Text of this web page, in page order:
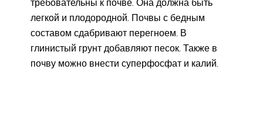
требовательны к почве. Она должна быть
легкой и плодородной. Почвы с бедным
составом сдабривают перегноем. В
глинистый грунт добавляют песок. Также в
почву можно внести суперфосфат и калий.